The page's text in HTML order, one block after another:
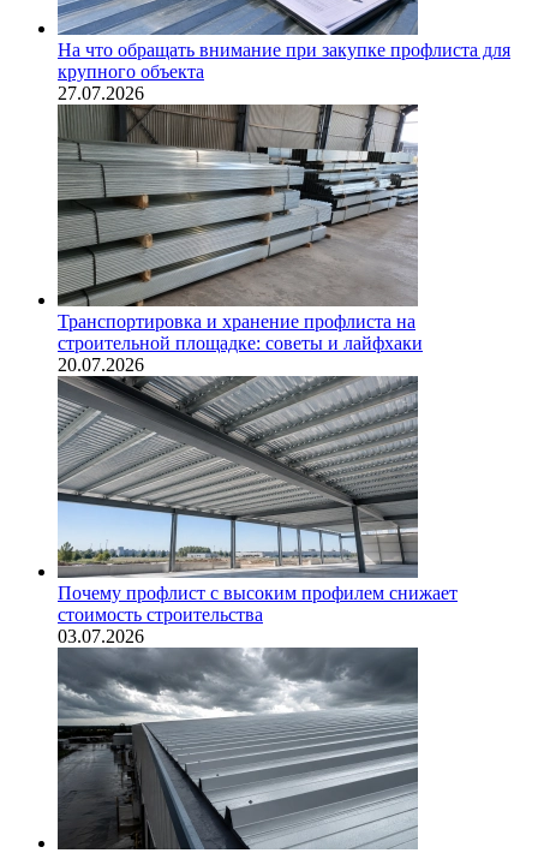
На что обращать внимание при закупке профлиста для
крупного объекта
27.07.2026
Транспортировка и хранение профлиста на
строительной площадке: советы и лайфхаки
20.07.2026
Почему профлист с высоким профилем снижает
стоимость строительства
03.07.2026